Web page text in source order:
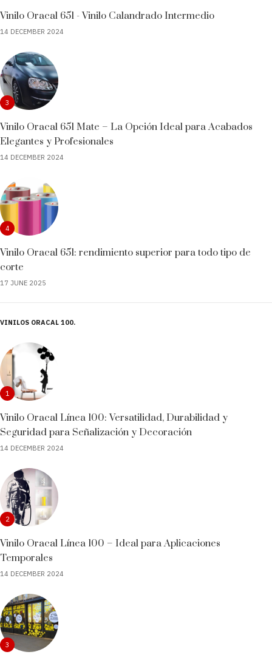
Vinilo Oracal 651 - Vinilo Calandrado Intermedio
14 DECEMBER 2024
3
Vinilo Oracal 651 Mate – La Opción Ideal para Acabados
Elegantes y Profesionales
14 DECEMBER 2024
4
Vinilo Oracal 651: rendimiento superior para todo tipo de
corte
17 JUNE 2025
VINILOS ORACAL 100
1
Vinilo Oracal Línea 100: Versatilidad, Durabilidad y
Seguridad para Señalización y Decoración
14 DECEMBER 2024
2
Vinilo Oracal Línea 100 – Ideal para Aplicaciones
Temporales
14 DECEMBER 2024
3